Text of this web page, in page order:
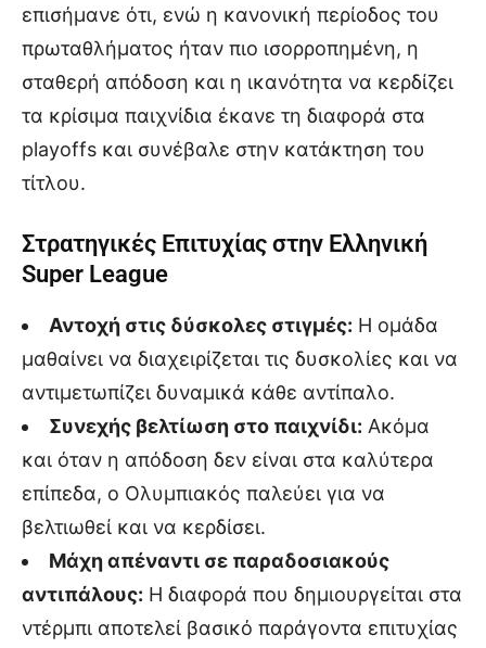
επισήμανε ότι, ενώ η κανονική περίοδος του
πρωταθλήματος ήταν πιο ισορροπημένη, η
σταθερή απόδοση και η ικανότητα να κερδίζει
τα κρίσιμα παιχνίδια έκανε τη διαφορά στα
playoffs και συνέβαλε στην κατάκτηση του
τίτλου.
Στρατηγικές Επιτυχίας στην Ελληνική
Super League
Αντοχή στις δύσκολες στιγμές: Η ομάδα
μαθαίνει να διαχειρίζεται τις δυσκολίες και να
αντιμετωπίζει δυναμικά κάθε αντίπαλο.
Συνεχής βελτίωση στο παιχνίδι: Ακόμα
και όταν η απόδοση δεν είναι στα καλύτερα
επίπεδα, ο Ολυμπιακός παλεύει για να
βελτιωθεί και να κερδίσει.
Μάχη απέναντι σε παραδοσιακούς
αντιπάλους: Η διαφορά που δημιουργείται στα
ντέρμπι αποτελεί βασικό παράγοντα επιτυχίας